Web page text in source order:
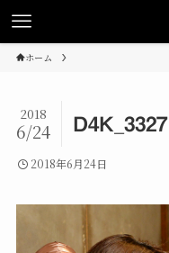
ホーム
D4K_3327
2018
6/24
2018年6月24日